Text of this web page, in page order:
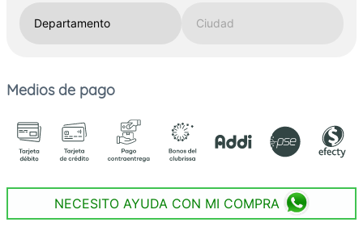
Medios de pago
NECESITO AYUDA CON MI COMPRA